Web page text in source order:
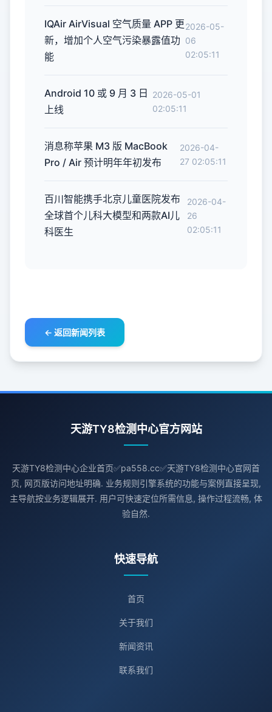
IQAir AirVisual 空气质量 APP 更
新，增加个人空气污染暴露值功
能
2026-05-
06
02:05:11
Android 10 或 9 月 3 日
上线
2026-05-01
02:05:11
消息称苹果 M3 版 MacBook
Pro / Air 预计明年年初发布
2026-04-
27 02:05:11
百川智能携手北京儿童医院发布
全球首个儿科大模型和两款AI儿
科医生
2026-04-
26
02:05:11
← 返回新闻列表
天游TY8检测中心官方网站
天游TY8检测中心企业首页✅pa558.cc✅天游TY8检测中心官网首
页, 网页版访问地址明确. 业务规则引擎系统的功能与案例直接呈现,
主导航按业务逻辑展开. 用户可快速定位所需信息, 操作过程流畅, 体
验自然.
快速导航
首页
关于我们
新闻资讯
联系我们